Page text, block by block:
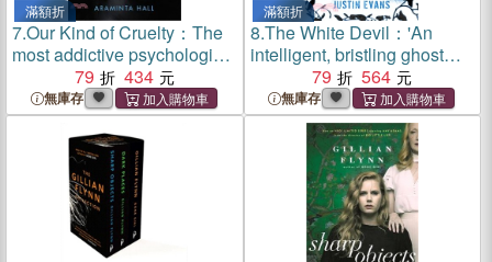
滿額折
7.Our Kind of Cruelty：The
most addictive psychological
thriller of 2018, tipped by
Gillian Flynn and Lisa
Jewell
79 434
無庫存
滿額折
8.The White Devil：'An
intelligent, bristling ghost
story with a stunning sense
of place', Gillian Flynn,
author of Gone Girl
79 564
無庫存